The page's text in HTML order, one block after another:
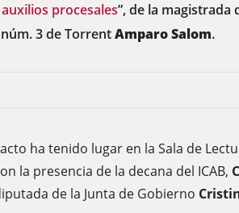
procesales”, de la magistrada
3 de TorrentAmparo Salom.
ha tenido lugar en la Sala de
la presencia de la decana del ICAB,
de la Junta de Gobierno